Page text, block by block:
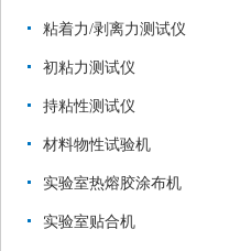
粘着力/剥离力测试仪
初粘力测试仪
持粘性测试仪
材料物性试验机
实验室热熔胶涂布机
实验室贴合机